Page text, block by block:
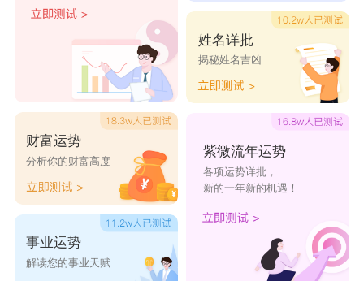
相夫教子，是典型的贤妻良母型的女子，还比较有
财富意识，婚后在事业上能够为老公添砖交往，有
着旺夫的面相。在一生中会表现大富大贵，无论哪
个男人将属猪女娶回家，会有好运傍身。所以说身
边若有属猪女需要好好的珍惜，让自己收获好的婚
姻生活。
财富运势
分析你的财富高度
事业运势
解读您的事业天赋
姓名详批
揭秘姓名吉凶
紫微流年运势
各项运势详批，
新的一年新的机遇！